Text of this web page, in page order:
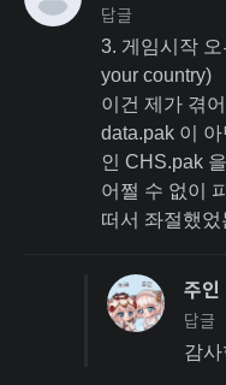
답글
3. 게임시작
your country)
이건 제가 겪
data.pak 이
인 CHS.pak
어쩔 수 없이
떠서 좌절했
주인
답글
감